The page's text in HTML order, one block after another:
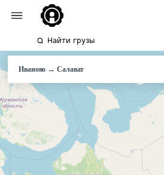
Найти грузы
Иваново →Салават